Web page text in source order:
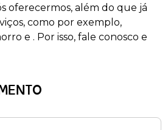
oferecermos, além do que já
como por exemplo,
e . Por isso, fale conosco e